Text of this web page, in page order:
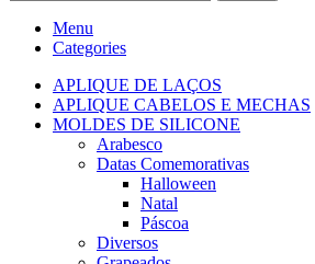
Menu
Categories
APLIQUE DE LAÇOS
APLIQUE CABELOS E MECHAS
MOLDES DE SILICONE
Arabesco
Datas Comemorativas
Halloween
Natal
Páscoa
Diversos